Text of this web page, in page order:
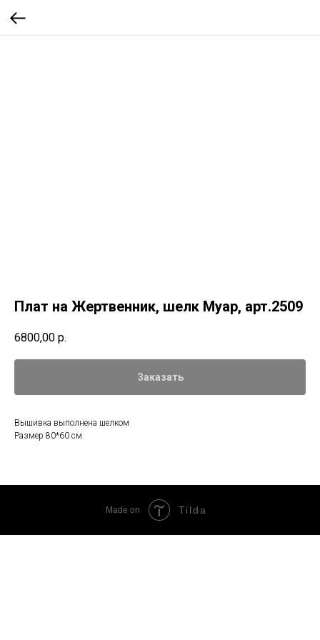
Плат на Жертвенник, шелк Муар, арт.2509
6800,00 р.
Заказать
Вышивка выполнена шелком
Размер 80*60 см
Made on Tilda